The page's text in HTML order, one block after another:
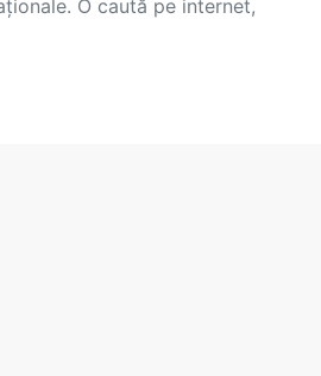
O caută pe internet,